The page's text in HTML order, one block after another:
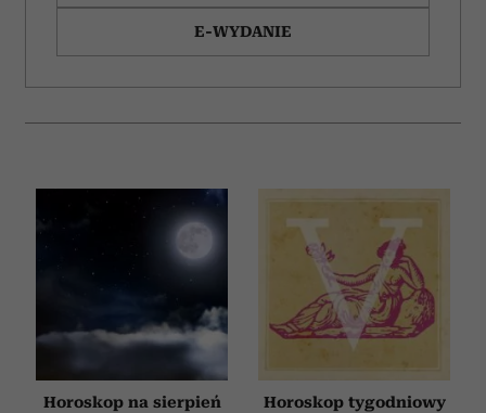
E-WYDANIE
Horoskop na sierpień
Horoskop tygodniowy